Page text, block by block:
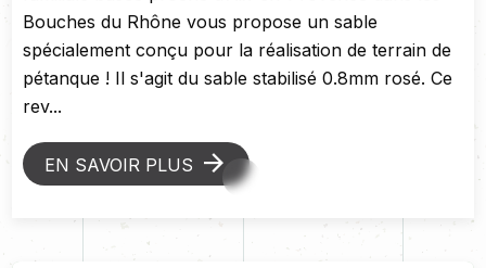
Bouches du Rhône vous propose un sable
spécialement conçu pour la réalisation de terrain de
pétanque ! Il s'agit du sable stabilisé 0.8mm rosé. Ce
rev...
EN SAVOIR PLUS